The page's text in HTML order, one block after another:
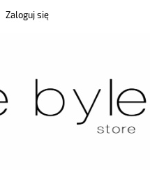
Zaloguj się